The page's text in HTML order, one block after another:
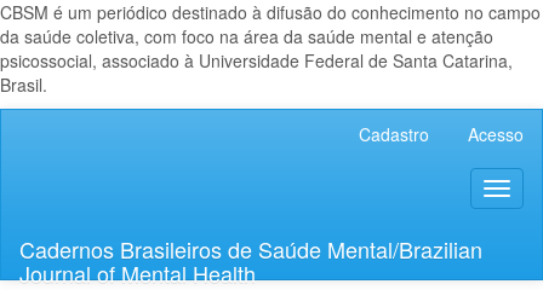
CBSM é um periódico destinado à difusão do conhecimento no campo
da saúde coletiva, com foco na área da saúde mental e atenção
psicossocial, associado à Universidade Federal de Santa Catarina,
Brasil.
Lateral
Cadastro Acesso
Cadernos Brasileiros de Saúde Mental/Brazilian
Journal of Mental Health